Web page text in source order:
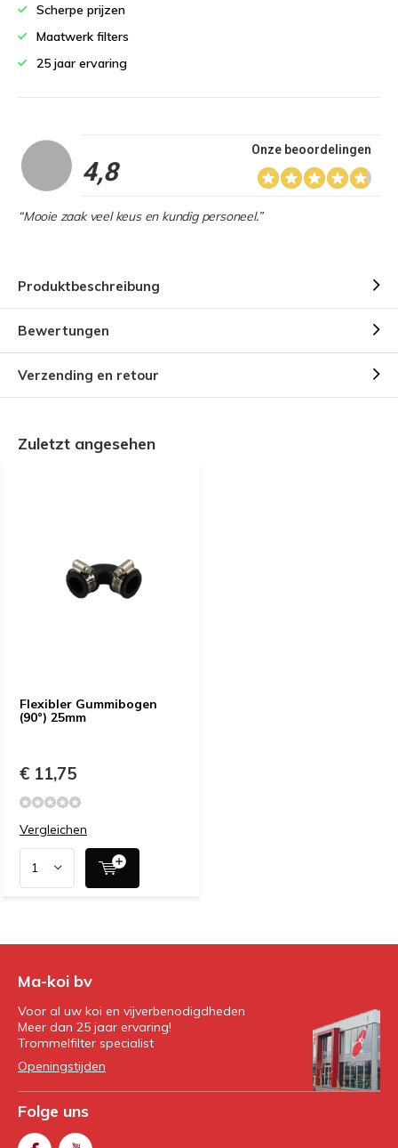
Scherpe prijzen
Maatwerk filters
25 jaar ervaring
4,8
Onze beoordelingen
“Mooie zaak veel keus en kundig personeel.”
Produktbeschreibung
Bewertungen
Verzending en retour
Zuletzt angesehen
Flexibler Gummibogen
(90°) 25mm
€ 11,75
Vergleichen
Ma-koi bv
Voor al uw koi en vijverbenodigdheden
Meer dan 25 jaar ervaring!
Trommelfilter specialist
Openingstijden
Folge uns